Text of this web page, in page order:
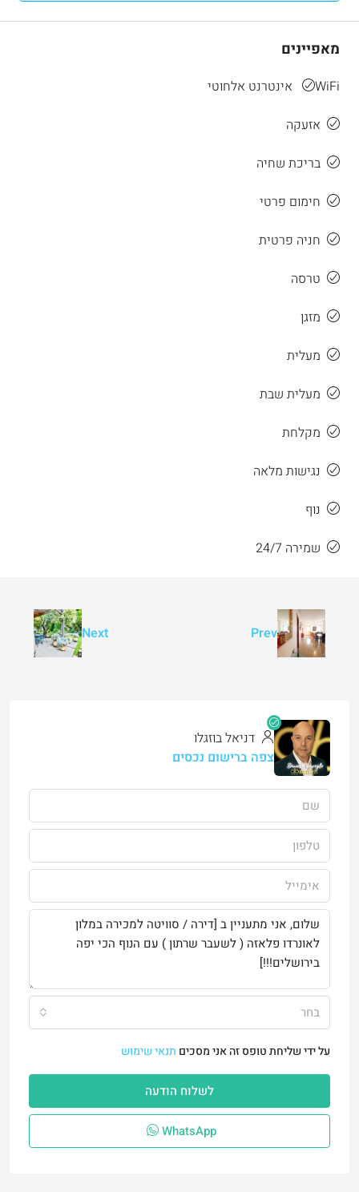
מאפיינים
WiFi אינטרנט אלחוטי
אזעקה
בריכת שחיה
חימום פרטי
חניה פרטית
טרסה
מזגן
מעלית
מעלית שבת
מקלחת
נגישות מלאה
נוף
שמירה 24/7
Prev
Next
דניאל בוזגלו
צפה ברישום נכסים
בחר
על ידי שליחת טופס זה אני מסכים תנאי שימוש
לשלוח הודעה
WhatsApp